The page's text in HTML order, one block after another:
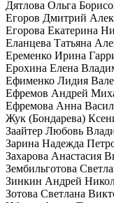
Дятлова Ольга
Егоров Дмитрий
Егорова Екатерина
Еланцева Татьяна
Еременко Ирина
Ерохина Елена
Ефименко Лидия
Ефремов Андрей
Ефремова Анна
Жук (Бондарева)
Заайтер Любовь
Зарина Надежда
Захарова Анастасия
Зембильготова
Зинкин Андрей
Зотова Светлана